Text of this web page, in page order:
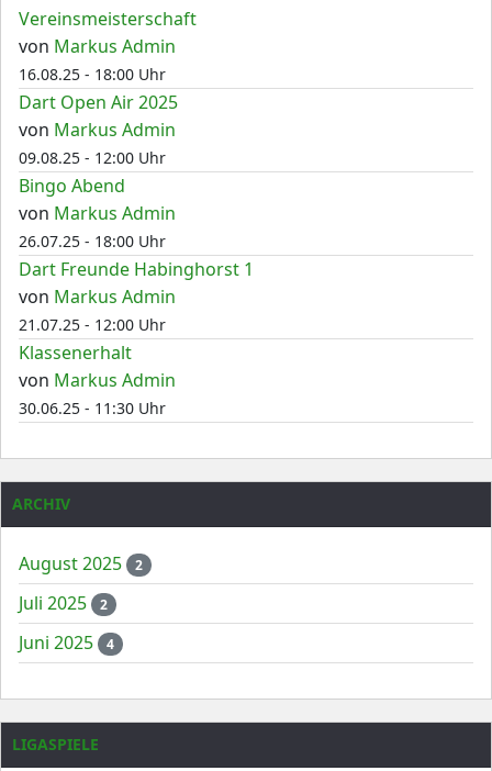
Vereinsmeisterschaft
von Markus Admin
16.08.25 - 18:00 Uhr
Dart Open Air 2025
von Markus Admin
09.08.25 - 12:00 Uhr
Bingo Abend
von Markus Admin
26.07.25 - 18:00 Uhr
Dart Freunde Habinghorst 1
von Markus Admin
21.07.25 - 12:00 Uhr
Klassenerhalt
von Markus Admin
30.06.25 - 11:30 Uhr
ARCHIV
August 2025 2
Juli 2025 2
Juni 2025 4
LIGASPIELE